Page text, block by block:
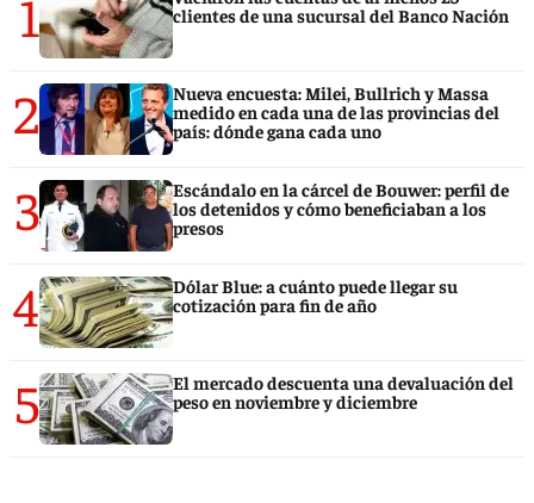
1
clientes de una sucursal del Banco Nación
2
Nueva encuesta: Milei, Bullrich y Massa
medido en cada una de las provincias del
país: dónde gana cada uno
3
Escándalo en la cárcel de Bouwer: perfil de
los detenidos y cómo beneficiaban a los
presos
4
Dólar Blue: a cuánto puede llegar su
cotización para fin de año
5
El mercado descuenta una devaluación del
peso en noviembre y diciembre